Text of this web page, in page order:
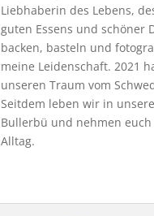
Liebhaberin des Lebens,
guten Essens und schöner
backen, basteln und
meine Leidenschaft. 2021
unseren Traum vom
Seitdem leben wir in
Bullerbü und nehmen
Alltag.